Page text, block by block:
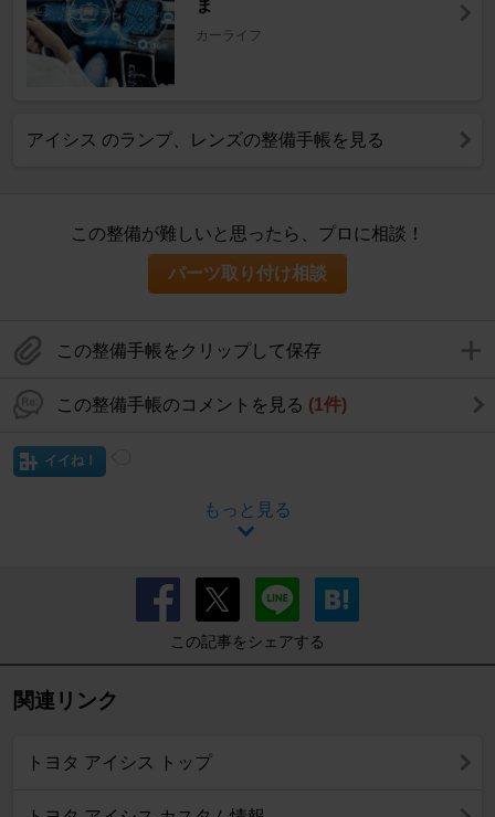
ま
カーライフ
アイシス のランプ、レンズの整備手帳を見る
この整備が難しいと思ったら、プロに相談！
パーツ取り付け相談
この整備手帳をクリップして保存
この整備手帳のコメントを見る (1件)
イイね！
もっと見る
この記事をシェアする
関連リンク
トヨタ アイシス トップ